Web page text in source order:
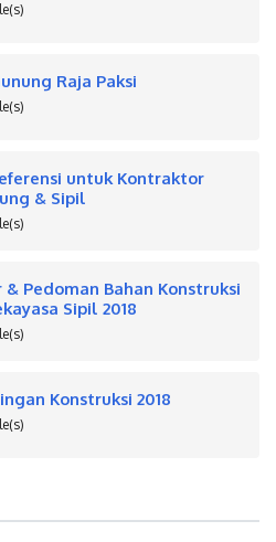
Raja Paksi
untuk Kontraktor
& Sipil
Pedoman Bahan Konstruksi
Sipil 2018
Konstruksi 2018